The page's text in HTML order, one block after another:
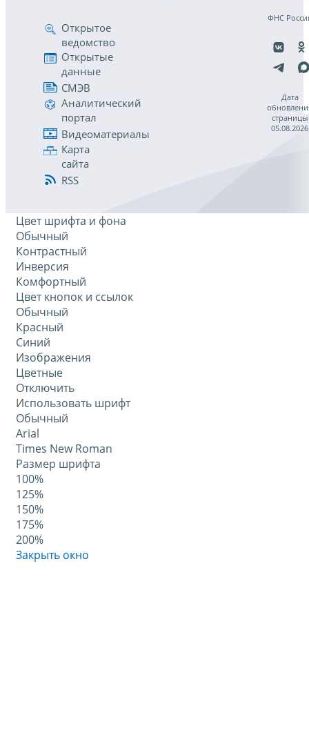
Открытое
ведомство
Открытые
данные
СМЭВ
Аналитический
портал
Видеоматериалы
Карта
сайта
RSS
ФНС
Дата
страницы
05.08.2026
Цвет шрифта и фона
Обычный
Контрастный
Инверсия
Комфортный
Цвет кнопок и ссылок
Обычный
Красный
Синий
Изображения
Цветные
Отключить
Использовать шрифт
Обычный
Arial
Times New Roman
Размер шрифта
100%
125%
150%
175%
200%
Закрыть окно